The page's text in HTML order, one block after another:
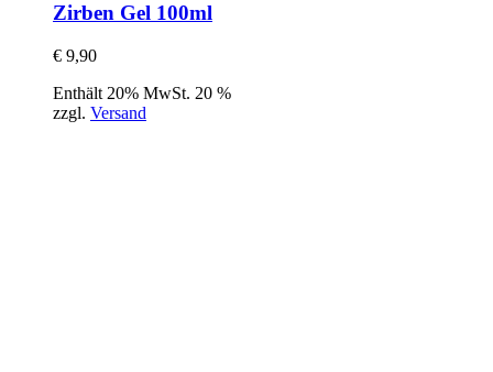
Zirben Gel 100ml
€ 9,90
Enthält 20% MwSt. 20 %
zzgl. Versand